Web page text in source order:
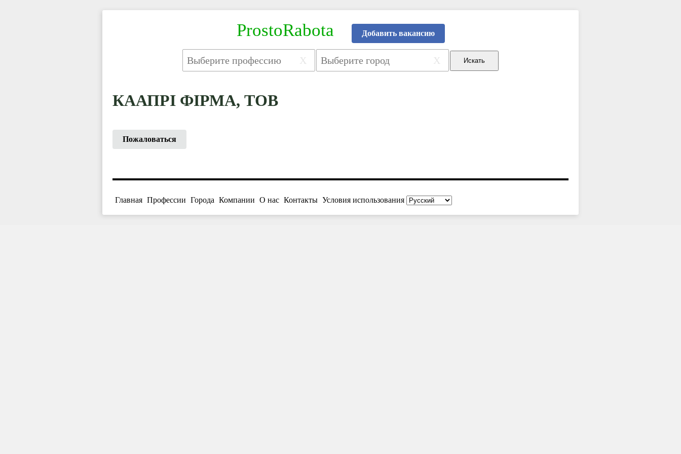
ProstoRabota Добавить вакансию
X X
КААПРІ ФІРМА, ТОВ
Пожаловаться
Главная Профессии Города Компании О нас Контакты Условия использования